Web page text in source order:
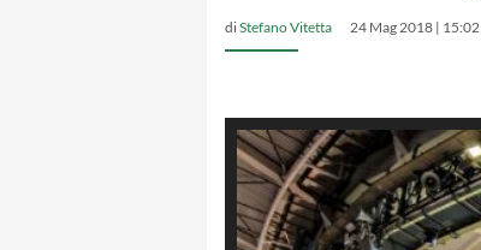
diStefano Vitetta 24 Mag 2018 | 15:02